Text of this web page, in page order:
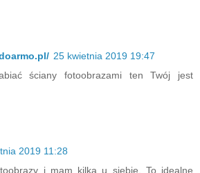
25 kwietnia 2019 19:47
ściany fotoobrazami ten Twój jest
2019 11:28
i mam kilka u siebie. To idealne